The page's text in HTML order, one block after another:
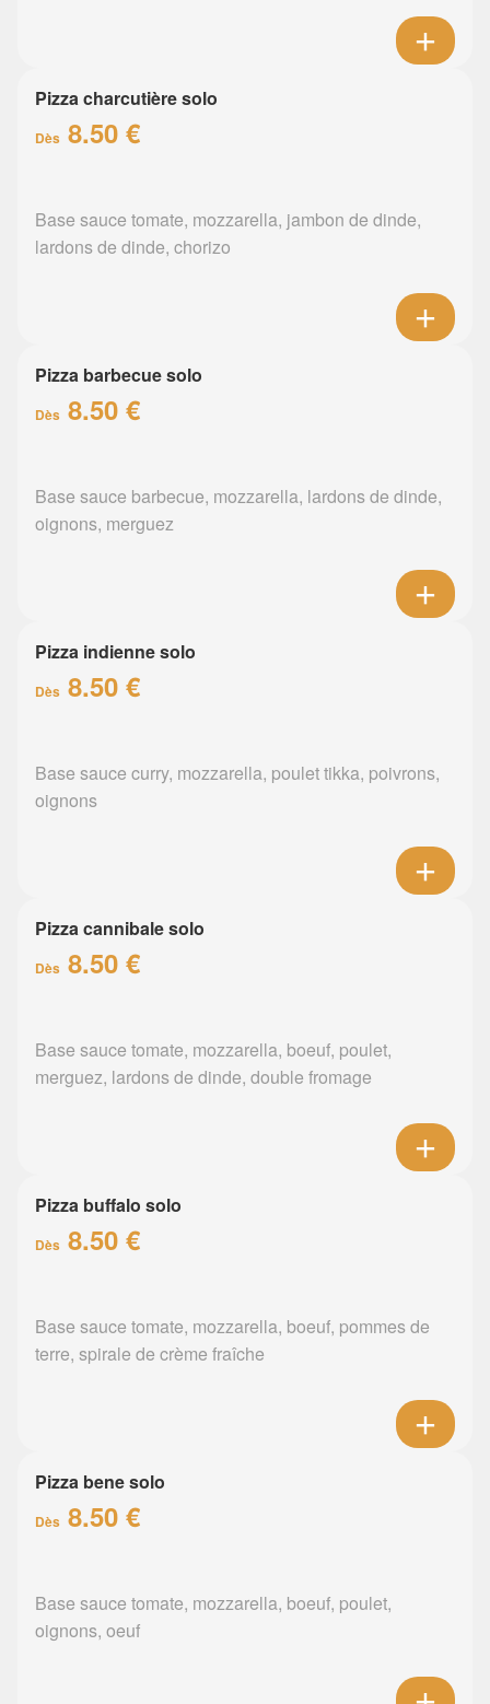
Pizza charcutière solo
Dès 8.50 €
Base sauce tomate, mozzarella, jambon de dinde,
lardons de dinde, chorizo
Pizza barbecue solo
Dès 8.50 €
Base sauce barbecue, mozzarella, lardons de dinde,
oignons, merguez
Pizza indienne solo
Dès 8.50 €
Base sauce curry, mozzarella, poulet tikka, poivrons,
oignons
Pizza cannibale solo
Dès 8.50 €
Base sauce tomate, mozzarella, boeuf, poulet,
merguez, lardons de dinde, double fromage
Pizza buffalo solo
Dès 8.50 €
Base sauce tomate, mozzarella, boeuf, pommes de
terre, spirale de crème fraîche
Pizza bene solo
Dès 8.50 €
Base sauce tomate, mozzarella, boeuf, poulet,
oignons, oeuf